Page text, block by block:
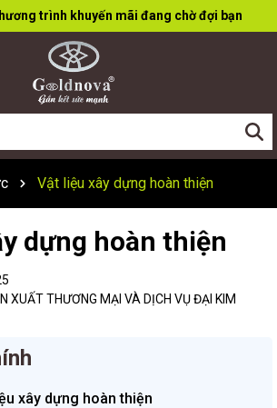
trình khuyến mãi đang chờ đợi bạn
Vật liệu xây dựng hoàn thiện
dựng hoàn thiện
XUẤT THƯƠNG MẠI VÀ DỊCH VỤ ĐẠI KIM
xây dựng hoàn thiện